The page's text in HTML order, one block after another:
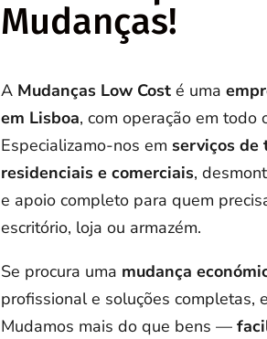
Mudanças!
A Mudanças Low Cost é uma
em Lisboa, com operação em todo
Especializamo-nos em serviços de
residenciais e comerciais,
e apoio completo para quem
escritório, loja ou armazém.
Se procura uma mudança
profissional e soluções completas,
Mudamos mais do que bens —